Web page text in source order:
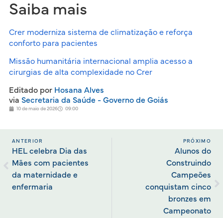
Saiba mais
Crer moderniza sistema de climatização e reforça
conforto para pacientes
Missão humanitária internacional amplia acesso a
cirurgias de alta complexidade no Crer
Editado porHosana Alves
via Secretaria da Saúde - Governo de Goiás
10 de maio de 2026 09:00
ANTERIOR
HEL celebra Dia das
Mães com pacientes
da maternidade e
enfermaria
PRÓXIMO
Alunos do
Construindo
Campeões
conquistam cinco
bronzes em
Campeonato